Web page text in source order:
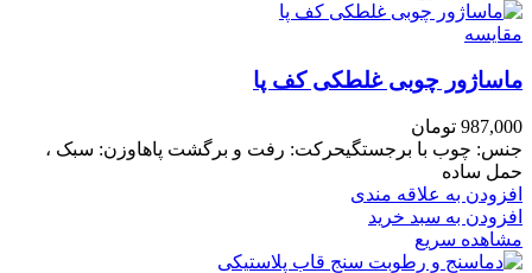
مقایسه
ماساژور چوبی غلطکی کف پا
987,000 تومان
جنس: چوب با برجستگیحرکت: رفت و برگشت پاهاوزن: سبک ،
حمل ساده
افزودن به علاقه مندی
افزودن به سبد خرید
مشاهده سریع